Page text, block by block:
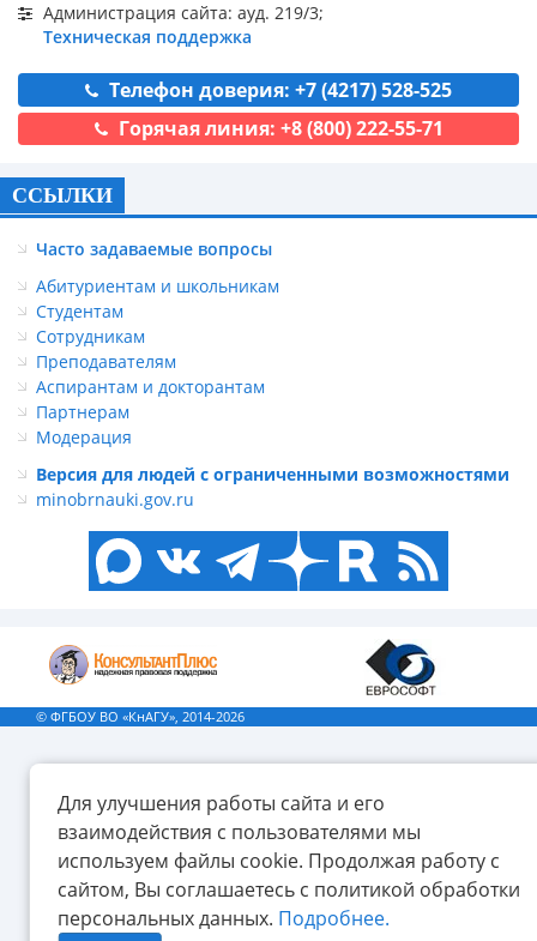
Для улучшения работы сайта и его
взаимодействия с пользователями мы
используем файлы cookie. Продолжая работу с
сайтом, Вы соглашаетесь с политикой обработки
персональных данных. Подробнее.
Администрация сайта: ауд. 219/3;
Техническая поддержка
Телефон доверия: +7 (4217) 528-525
Горячая линия: +8 (800) 222-55-71
ССЫЛКИ
Часто задаваемые вопросы
Абитуриентам и школьникам
Студентам
Сотрудникам
Преподавателям
Аспирантам и докторантам
Партнерам
Модерация
Версия для людей с ограниченными возможностями
minobrnauki.gov.ru
© ФГБОУ ВО «КнАГУ», 2014-2026